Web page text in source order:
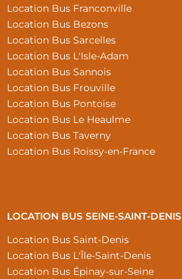
Location Bus Franconville
Location Bus Bezons
Location Bus Sarcelles
Location Bus L'Isle-Adam
Location Bus Sannois
Location Bus Frouville
Location Bus Pontoise
Location Bus Le Heaulme
Location Bus Taverny
Location Bus Roissy-en-France
LOCATION BUS SEINE-SAINT-DENIS
Location Bus Saint-Denis
Location Bus L'Île-Saint-Denis
Location Bus Épinay-sur-Seine